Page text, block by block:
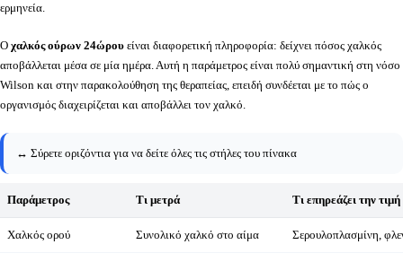
ερμηνεία.
Ο χαλκός ούρων 24ώρου είναι διαφορετική πληροφορία: δείχνει πόσος χαλκός
αποβάλλεται μέσα σε μία ημέρα. Αυτή η παράμετρος είναι πολύ σημαντική στη νόσο
Wilson και στην παρακολούθηση της θεραπείας, επειδή συνδέεται με το πώς ο
οργανισμός διαχειρίζεται και αποβάλλει τον χαλκό.
↔️ Σύρετε οριζόντια για να δείτε όλες τις στήλες του πίνακα
Παράμετρος Τι μετρά Τι επηρεάζει την τιμή
Χαλκός ορού Συνολικό χαλκό στο αίμα Σερουλοπλασμίνη,